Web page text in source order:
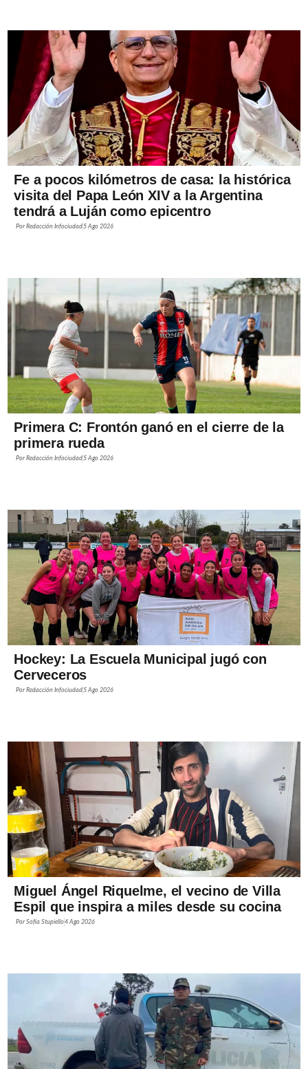
Fe a pocos kilómetros de casa: la histórica
visita del Papa León XIV a la Argentina
tendrá a Luján como epicentro
PorRedacción Infociudad 5 Ago 2026
Primera C: Frontón ganó en el cierre de la
primera rueda
PorRedacción Infociudad 5 Ago 2026
Hockey: La Escuela Municipal jugó con
Cerveceros
PorRedacción Infociudad 5 Ago 2026
Miguel Ángel Riquelme, el vecino de Villa
Espil que inspira a miles desde su cocina
PorSofía Stupiello4 Ago 2026